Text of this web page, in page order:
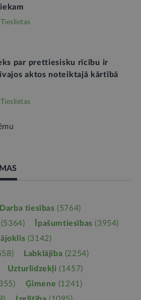
Tieslietas
par prettiesisku rīcību ir
aktos noteiktajā kārtībā
Tieslietas
Darba tiesības (5764)
(5364) Īpašumtiesības (3954)
(3142)
Labklājība (2254)
Uzturlīdzekļi (1457)
Ģimene (1241)